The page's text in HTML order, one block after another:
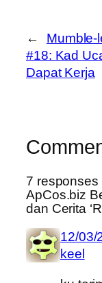
←
Mumble-
#18: Kad
Dapat Kerja
7 responses
ApCos.biz
dan Cerita
12/03/
keel